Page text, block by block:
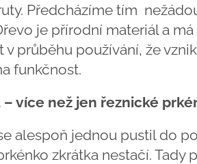
Předcházíme tím
je přírodní materiál a
v průběhu používání, že
funkčnost.
– více než jen řeznické
alespoň jednou pustil do
zkrátka nestačí. Tady